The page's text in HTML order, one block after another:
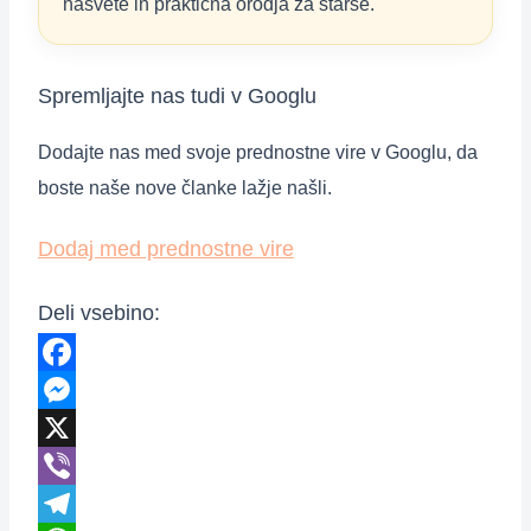
nasvete in praktična orodja za starše.
Spremljajte nas tudi v Googlu
Dodajte nas med svoje prednostne vire v Googlu, da
boste naše nove članke lažje našli.
Dodaj med prednostne vire
Deli vsebino:
Facebook
Messenger
X
Viber